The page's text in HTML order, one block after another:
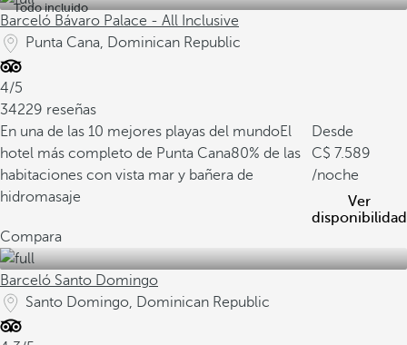
Todo incluido
Barceló Bávaro Palace - All Inclusive
Punta Cana, Dominican Republic
4/5
34229 reseñas
En una de las 10 mejores playas del mundoEl
hotel más completo de Punta Cana80% de las
habitaciones con vista mar y bañera de
hidromasaje
Desde
7.589
/noche
Ver
disponibilidad
Compara
Barceló Santo Domingo
Santo Domingo, Dominican Republic